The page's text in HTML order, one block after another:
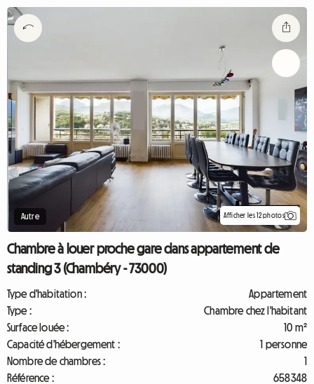
Autre Afficher les 12 photos
Chambre à louer proche gare dans appartement de
standing 3 (Chambéry - 73000)
Type d'habitation :
Appartement
Type :
Chambre chez l'habitant
Surface louée :
10 m²
Capacité d'hébergement :
1 personne
Nombre de chambres :
1
Référence :
658348